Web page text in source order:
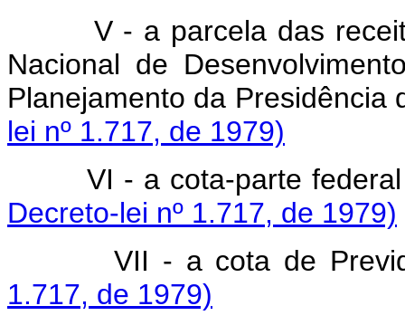
V - a parcela das
Nacional de
Planejamento da Presidência
lei nº 1.717, de 1979)
VI - a cota-parte
Decreto-lei nº 1.717, de 1979)
VII - a cota de
1.717, de 1979)